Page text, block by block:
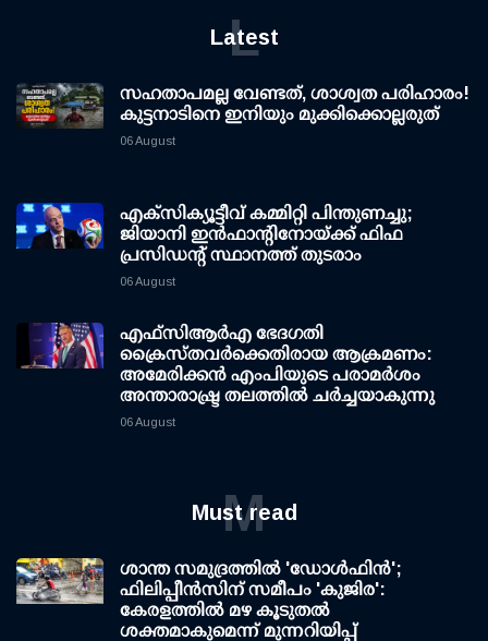
Latest
L
സഹതാപമല്ല വേണ്ടത്, ശാശ്വത പരിഹാരം!
കുട്ടനാടിനെ ഇനിയും മുക്കിക്കൊല്ലരുത്
06 August
എക്സിക്യൂട്ടീവ് കമ്മിറ്റി പിന്തുണച്ചു;
ജിയാനി ഇന്‍ഫാന്റിനോയ്ക്ക് ഫിഫ
പ്രസിഡന്റ് സ്ഥാനത്ത് തുടരാം
06 August
എഫ്‌സി‌ആര്‍‌എ ഭേദഗതി
ക്രൈസ്തവർക്കെതിരായ ആക്രമണം:
അമേരിക്കൻ എംപിയുടെ പരാമർശം
അന്താരാഷ്ട്ര തലത്തിൽ ചർച്ചയാകുന്നു
06 August
Must read
M
ശാന്ത സമുദ്രത്തില്‍ 'ഡോള്‍ഫിന്‍';
ഫിലിപ്പീന്‍സിന് സമീപം 'കുജിര':
കേരളത്തില്‍ മഴ കൂടുതല്‍
ശക്തമാകുമെന്ന് മുന്നറിയിപ്പ്